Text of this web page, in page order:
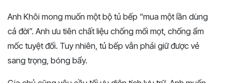
Anh Khôi mong muốn một bộ tủ bếp “mua một lần dùng
cả đời”. Anh ưu tiên chất liệu chống mối mọt, chống ẩm
mốc tuyệt đối. Tuy nhiên, tủ bếp vẫn phải giữ được vẻ
sang trọng, bóng bẩy.